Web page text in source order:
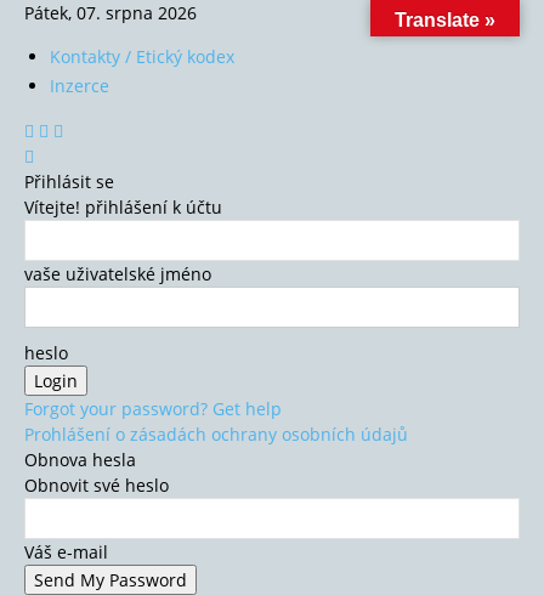
Pátek, 07. srpna 2026
Kontakty / Etický kodex
Inzerce
Přihlásit se
Vítejte! přihlášení k účtu
vaše uživatelské jméno
heslo
Forgot your password? Get help
Prohlášení o zásadách ochrany osobních údajů
Obnova hesla
Obnovit své heslo
Váš e-mail
Translate »